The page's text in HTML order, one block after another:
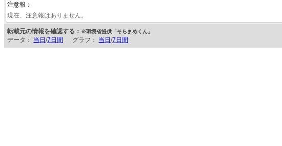
注意報：
現在、注意報はありません。
転載元の情報を確認する： ※環境省提供「そらまめくん」
データ： 当日 /7日間 グラフ： 当日 /7日間